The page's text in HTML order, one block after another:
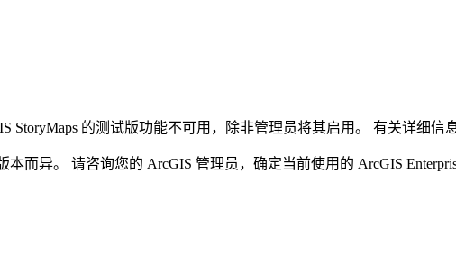
StoryMaps 的测试版功能不可用，除非管理员将其启用。 有关详细信
本而异。 请咨询您的 ArcGIS 管理员，确定当前使用的 ArcGIS